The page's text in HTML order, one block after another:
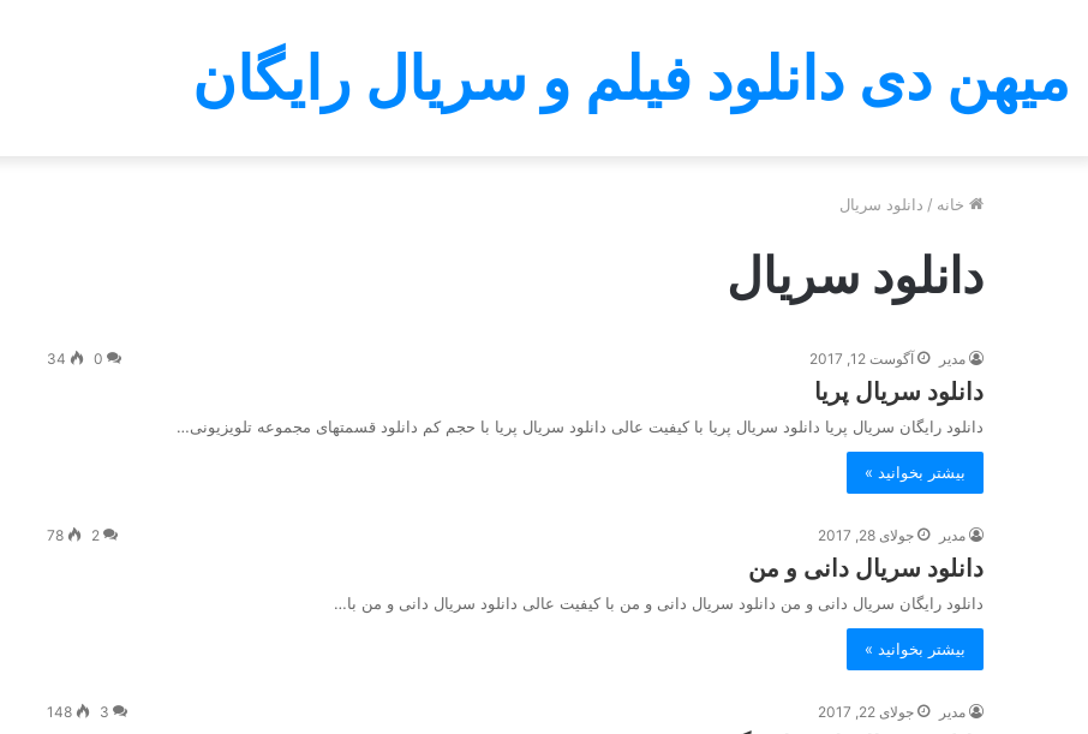
میهن دی دانلود فیلم و سریال رایگان
خانه / دانلود سریال
دانلود سریال
مدیر آگوست 12, 2017 0
34
دانلود سریال پریا
دانلود رایگان سریال پریا دانلود سریال پریا با کیفیت عالی دانلود سریال پریا با حجم کم دانلود قسمتهای مجموعه تلویزیونی…
بیشتر بخوانید »
مدیر جولای 28, 2017 2
78
دانلود سریال دانی و من
دانلود رایگان سریال دانی و من دانلود سریال دانی و من با کیفیت عالی دانلود سریال دانی و من با…
بیشتر بخوانید »
مدیر جولای 22, 2017 3
148